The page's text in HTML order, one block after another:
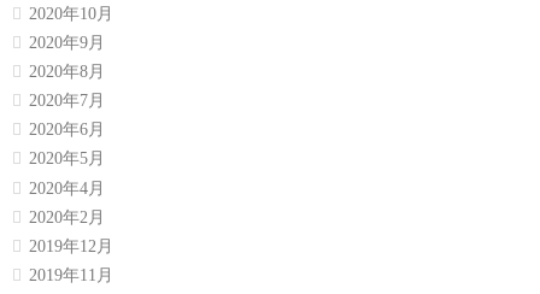
2020年10月
2020年9月
2020年8月
2020年7月
2020年6月
2020年5月
2020年4月
2020年2月
2019年12月
2019年11月